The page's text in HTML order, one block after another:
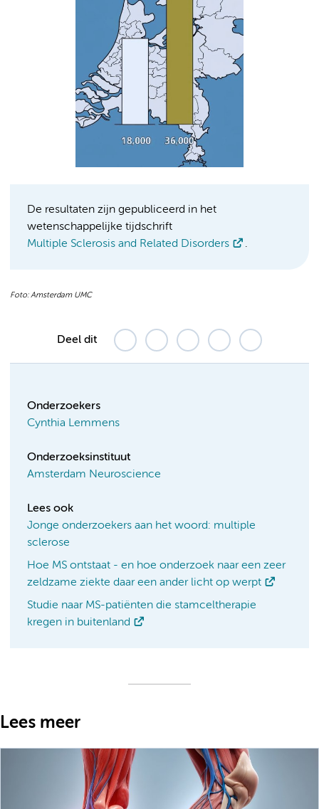
De resultaten zijn gepubliceerd in het
wetenschappelijke tijdschrift
Multiple Sclerosis and Related Disorders
.
Foto: Amsterdam UMC
Deel dit
Onderzoekers
Cynthia Lemmens
Onderzoeksinstituut
Amsterdam Neuroscience
Lees ook
Jonge onderzoekers aan het woord: multiple
sclerose
Hoe MS ontstaat - en hoe onderzoek naar een zeer
zeldzame ziekte daar een ander licht op werpt
Studie naar MS-patiënten die stamceltherapie
kregen in buitenland
Lees meer